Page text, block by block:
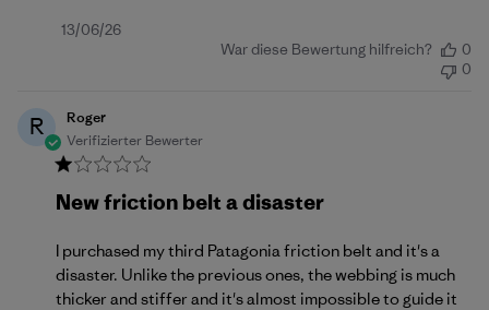
Veröffentlichungsdatum
13/06/26
War diese Bewertung hilfreich?
0
0
R
Roger
Verifizierter Bewerter
New friction belt a disaster
I purchased my third Patagonia friction belt and it's a
disaster. Unlike the previous ones, the webbing is much
thicker and stiffer and it's almost impossible to guide it